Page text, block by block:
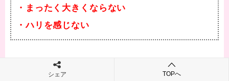
・まったく大きくならない
・ハリを感じない
といったもので、要するに「変化なし」というこ
シェア TOPへ